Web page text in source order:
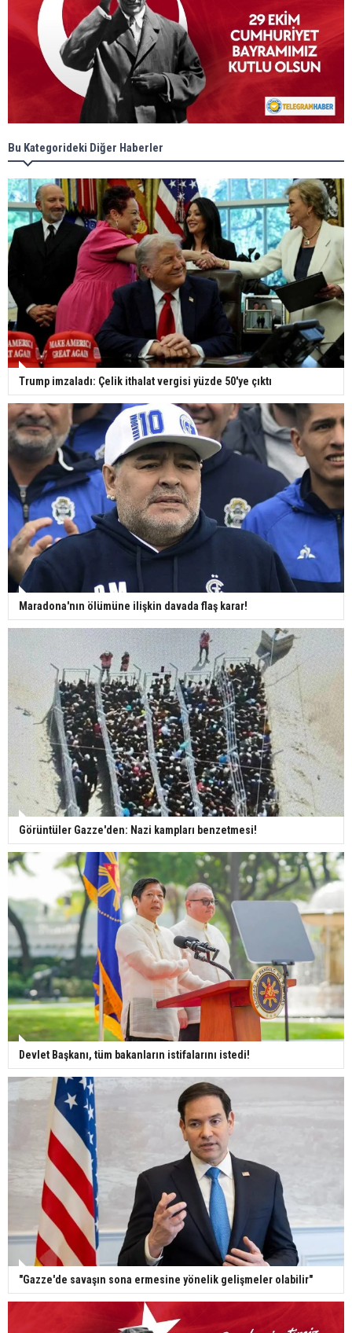
Bu Kategorideki Diğer Haberler
Trump imzaladı: Çelik ithalat vergisi yüzde 50'ye çıktı
Maradona'nın ölümüne ilişkin davada flaş karar!
Görüntüler Gazze'den: Nazi kampları benzetmesi!
Devlet Başkanı, tüm bakanların istifalarını istedi!
"Gazze'de savaşın sona ermesine yönelik gelişmeler olabilir"